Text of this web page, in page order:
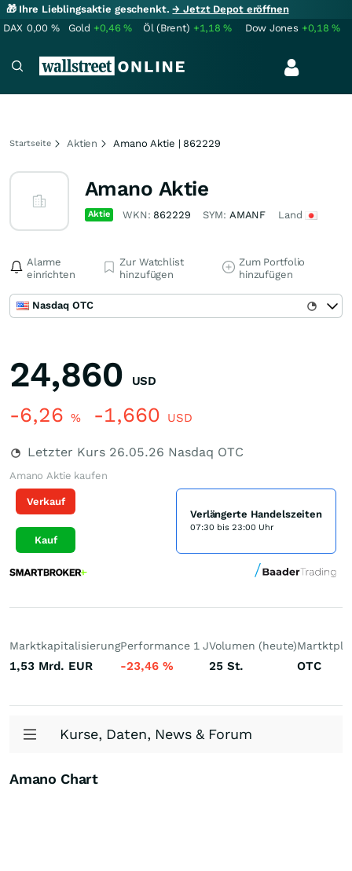
🎁 Ihre Lieblingsaktie geschenkt.→ Jetzt Depot eröffnen
DAX 0,00 % Gold +0,46% Öl (Brent) +1,18% Dow Jones +0,18%
Startseite Aktien Amano Aktie | 862229
Amano Aktie
Aktie WKN: 862229 SYM: AMANF Land
Alarme
einrichten
Zur Watchlist
hinzufügen
Zum Portfolio
hinzufügen
Nasdaq OTC
24,860 USD
-6,26 % -1,660 USD
Letzter Kurs 26.05.26 Nasdaq OTC
Amano Aktie kaufen
Verkauf
Kauf
Verlängerte Handelszeiten
07:30 bis 23:00 Uhr
Marktkapitalisierung
1,53 Mrd. EUR
Performance 1 J
-23,46 %
Volumen (heute)
25 St. OTC
Kurse, Daten, News & Forum
Amano Chart